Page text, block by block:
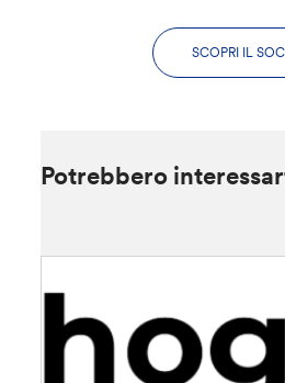
SCOPRI IL
Potrebbero